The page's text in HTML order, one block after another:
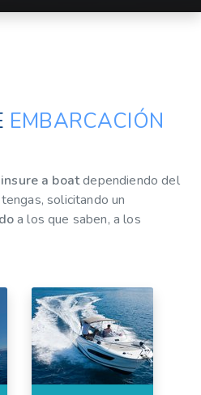
EMBARCACIÓN
insure a boatdependiendo del
solicitando un
a los que saben, a los